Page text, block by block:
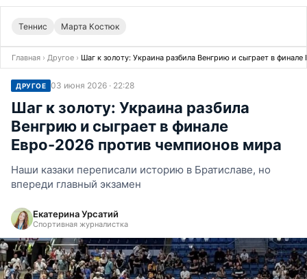
Теннис Марта Костюк
Главная › Другое › Шаг к золоту: Украина разбила Венгрию и сыграет в
ДРУГОЕ 03 июня 2026 · 22:28
Шаг к золоту: Украина разбила
Венгрию и сыграет в финале
Евро-2026 против чемпионов мира
Наши казаки переписали историю в Братиславе, но
впереди главный экзамен
Екатерина Урсатий
Спортивная журналистка